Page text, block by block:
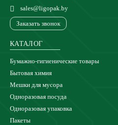
sales@ligopak.by
Заказать звонок
КАТАЛОГ
Бумажно-гигиенические товары
Бытовая химия
Мешки для мусора
Одноразовая посуда
Одноразовая упаковка
Пакеты